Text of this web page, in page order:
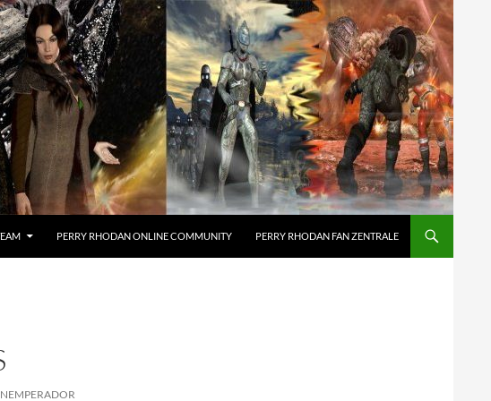
PERRY RHODAN ONLINE COMMUNITY PERRY RHODAN FAN ZENTRALE